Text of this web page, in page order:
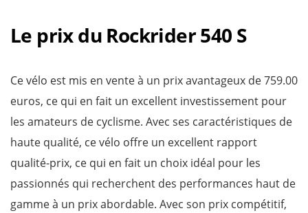
Le prix du Rockrider 540 S
Ce vélo est mis en vente à un prix avantageux de 759.00
euros, ce qui en fait un excellent investissement pour
les amateurs de cyclisme. Avec ses caractéristiques de
haute qualité, ce vélo offre un excellent rapport
qualité-prix, ce qui en fait un choix idéal pour les
passionnés qui recherchent des performances haut de
gamme à un prix abordable. Avec son prix compétitif,